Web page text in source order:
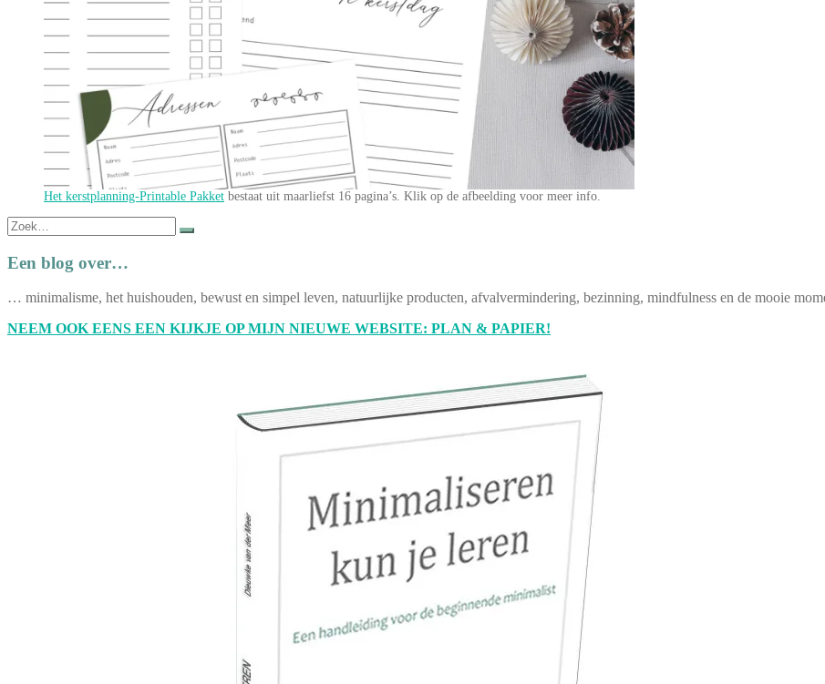
Het kerstplanning-Printable Pakket bestaat uit maarliefst 16 pagina’s. Klik op de afbeelding voor meer info.
Zoek
naar:
Een blog over…
… minimalisme, het huishouden, bewust en simpel leven, natuurlijke producten, afvalvermindering, bezinning, mindfulness en de mooie
NEEM OOK EENS EEN KIJKJE OP MIJN NIEUWE WEBSITE: PLAN & PAPIER!